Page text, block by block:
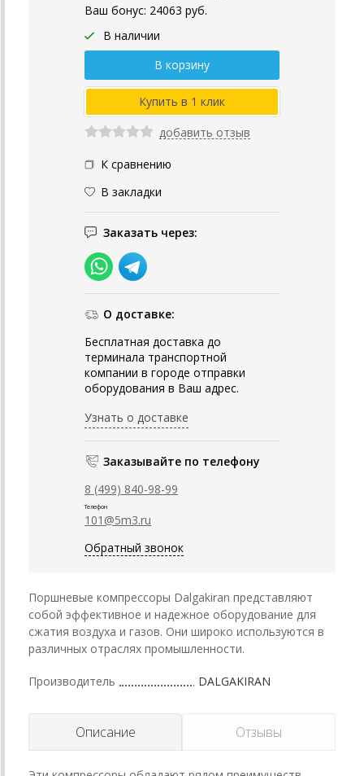
Ваш бонус: 24063 руб.
В наличии
добавить отзыв
К сравнению
В закладки
Заказать через:
О доставке:
Бесплатная доставка до
терминала транспортной
компании в городе отправки
оборудования в Ваш адрес.
Узнать о доставке
Заказывайте по телефону
8 (499) 840-98-99
Телефон
101@5m3.ru
Обратный звонок
Поршневые компрессоры Dalgakiran представляют
собой эффективное и надежное оборудование для
сжатия воздуха и газов. Они широко используются в
различных отраслях промышленности.
Производитель DALGAKIRAN
Описание Отзывы